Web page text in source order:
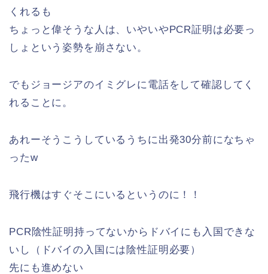
くれるも
ちょっと偉そうな人は、いやいやPCR証明は必要っ
しょという姿勢を崩さない。
でもジョージアのイミグレに電話をして確認してく
れることに。
あれーそうこうしているうちに出発30分前になちゃ
ったw
飛行機はすぐそこにいるというのに！！
PCR陰性証明持ってないからドバイにも入国できな
いし（ドバイの入国には陰性証明必要）
先にも進めない